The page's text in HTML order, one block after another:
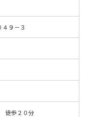
４９－３
徒歩２０分